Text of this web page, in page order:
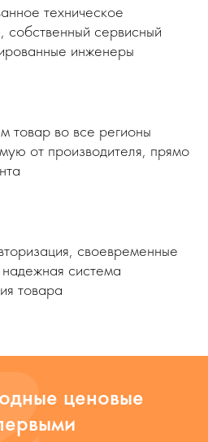
техническое
собственный сервисный
инженеры
товар во все регионы
от производителя, прямо
своевременные
система
товара
ценовые